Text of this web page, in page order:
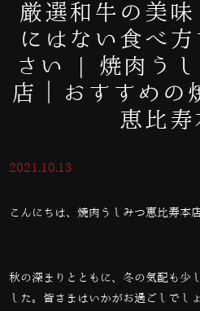
厳選和牛の美
にはない食べ
さい | 焼肉う
店｜おすすめの
恵比寿
2021.10.13
こんにちは、焼肉うしみつ恵比寿本
秋の深まりとともに、冬の気配も少
した。皆さまはいかがお過ごしでし